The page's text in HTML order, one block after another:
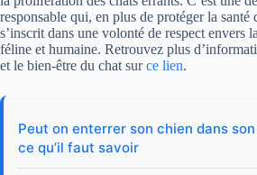
responsable qui, en plus de protéger la santé
s’inscrit dans une volonté de respect envers
féline et humaine. Retrouvez plus
et le bien-être du chat surce lien.
Peut on enterrer son chien dans
ce qu’il faut savoir